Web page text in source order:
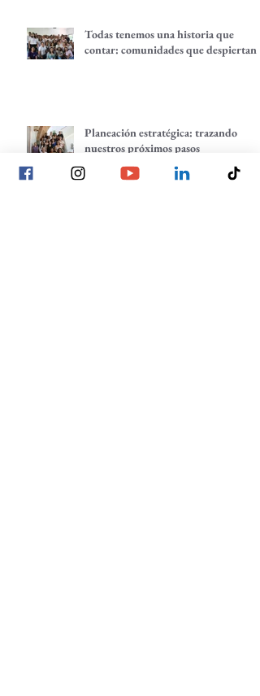
Todas tenemos una historia que
contar: comunidades que despiertan
Planeación estratégica: trazando
nuestros próximos pasos